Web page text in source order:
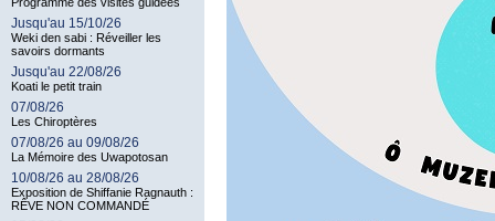
Jusqu'au 15/10/26
Weki den sabi : Réveiller les
savoirs dormants
Jusqu'au 22/08/26
Koati le petit train
07/08/26
Les Chiroptères
07/08/26 au 09/08/26
La Mémoire des Uwapotosan
10/08/26 au 28/08/26
Exposition de Shiffanie Ragnauth :
RÊVE NON COMMANDÉ